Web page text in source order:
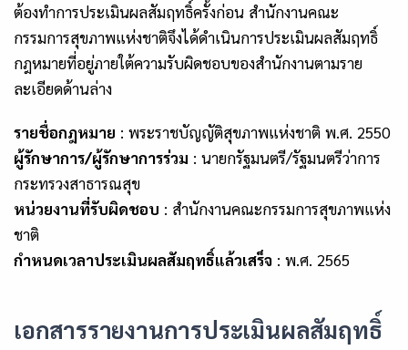
ต้องทำการประเมินผลสัมฤทธิ์ครั้งก่อน สำนักงานคณะ
กรรมการสุขภาพแห่งชาติจึงได้ดำเนินการประเมินผลสัมฤทธิ์
กฎหมายที่อยู่ภายใต้ความรับผิดชอบของสำนักงานตามราย
ละเอียดด้านล่าง
รายชื่อกฎหมาย : พระราชบัญญัติสุขภาพแห่งชาติ พ.ศ. 2550
ผู้รักษาการ/ผู้รักษาการร่วม : นายกรัฐมนตรี/รัฐมนตรีว่าการ
กระทรวงสาธารณสุข
หน่วยงานที่รับผิดชอบ : สำนักงานคณะกรรมการสุขภาพแห่ง
ชาติ
กำหนดเวลาประเมินผลสัมฤทธิ์แล้วเสร็จ : พ.ศ. 2565
เอกสารรายงานการประเมินผลสัมฤทธิ์